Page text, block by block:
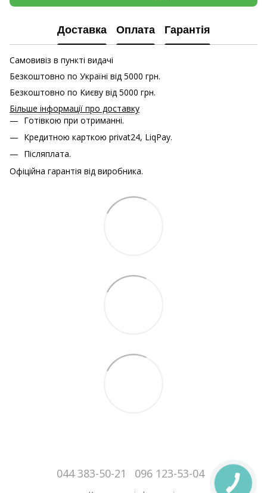
Доставка Оплата Гарантія
Самовивіз в пункті видачі
Безкоштовно по Україні від 5000 грн.
Безкоштовно по Києву від 5000 грн.
Більше інформації про доставку
Готівкою при отриманні.
Кредитною карткою privat24, LiqPay.
Післяплата.
Офіційна гарантія від виробника.
044 383-50-21 096 123-53-04